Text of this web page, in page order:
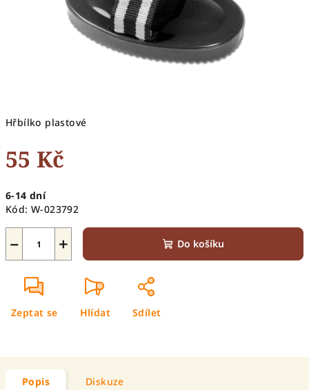
Hřbílko plastové
55 Kč
cena:
6-14 dní
Kód: W-023792
+
− Do košíku
Zeptat se Hlídat Sdílet
Popis Diskuze